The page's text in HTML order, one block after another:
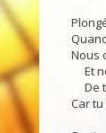
Nous
Et
De
Car